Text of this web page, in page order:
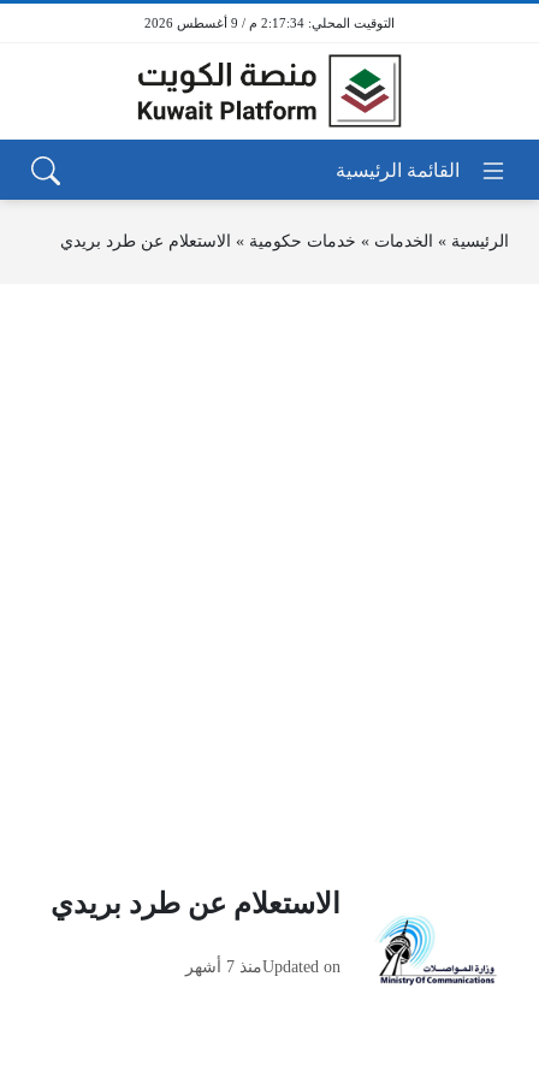
2:17:34 م / 9 أغسطس 2026
الرئيسية » الخدمات » خدمات حكومية » الاستعلام عن طرد بريدي
الاستعلام عن طرد بريدي
Updated onمنذ 7 أشهر